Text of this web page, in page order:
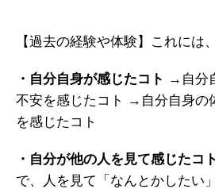
【過去の経験や体験】これには
・自分自身が感じたコト →自分
不安を感じたコト
→自分自身の
を感じたコト
・自分が他の人を見て感じたコト
で、人を見て「なんとかしたい